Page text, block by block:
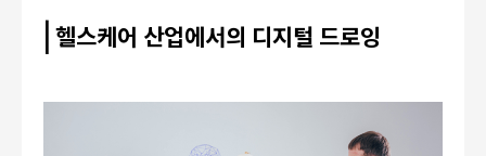
헬스케어 산업에서의 디지털 드로잉